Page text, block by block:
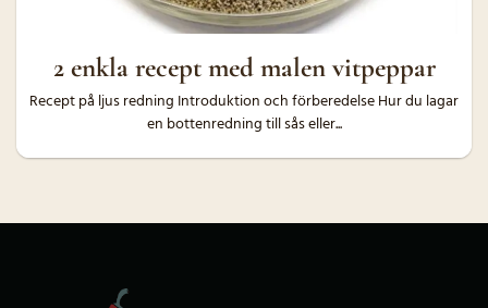
2 enkla recept med malen vitpeppar
Recept på ljus redning Introduktion och förberedelse Hur du lagar
en bottenredning till sås eller...